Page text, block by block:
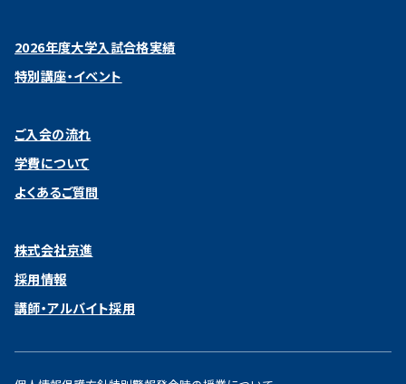
2026年度大学入試合格実績
特別講座・イベント
ご入会の流れ
学費について
よくあるご質問
株式会社京進
採用情報
講師・アルバイト採用